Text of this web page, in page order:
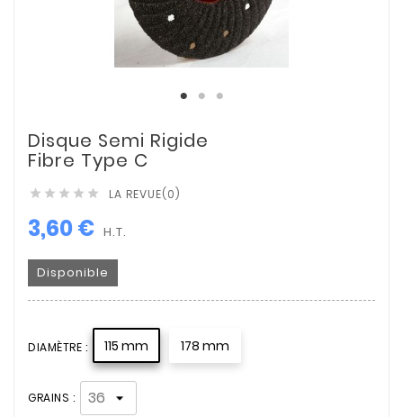
Disque Semi Rigide
Fibre Type C
     LA REVUE(0)
3,60 € H.T.
Disponible
DIAMÈTRE : 115 mm 178 mm
GRAINS :